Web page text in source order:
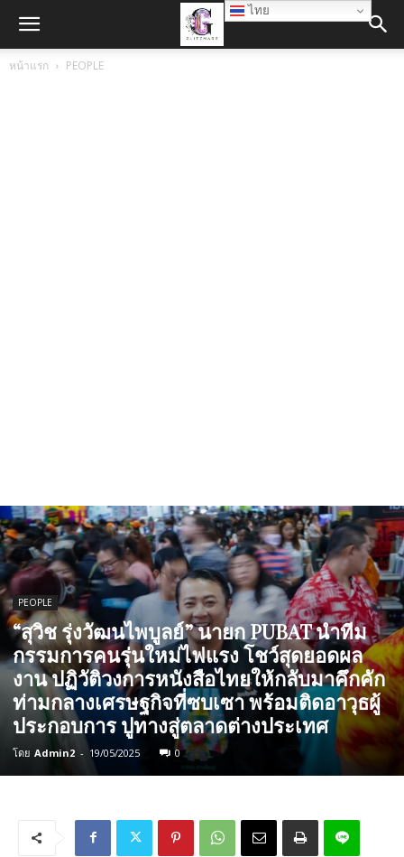
หน้าแรก PEOPLE
PEOPLE
“สุวิช รุ่งวัฒนไพบูลย์” นายก PUBAT นำทีม
กรรมการคนรุ่นใหม่ไฟแรง โชว์สุดยอดผล
งาน ปฏิวัติวงการหนังสือไทยให้กลับมาคึกคัก
ท่ามกลางเศรษฐกิจที่ซบเซา พร้อมติดอาวุธผู้
ประกอบการ ปูทางสู่ตลาดต่างประเทศ
โดย Admin2 - 19/05/2025 0
ไทย